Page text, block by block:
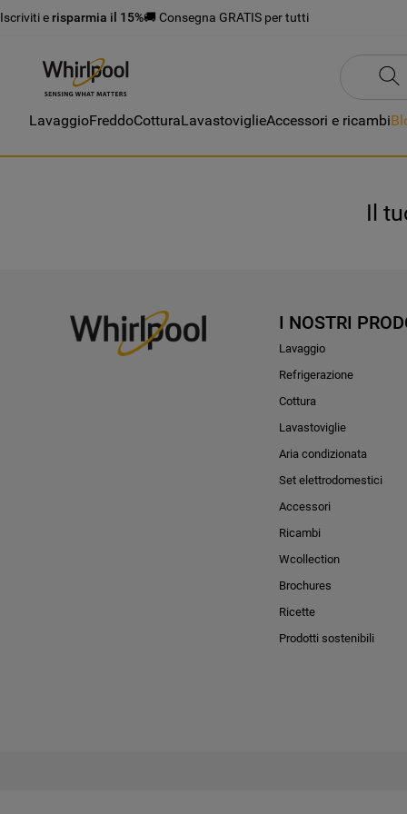
Iscriviti e risparmia il 15%🚚 Consegna GRATIS per tutti
LavaggioFreddoCotturaLavastoviglieAccessori e ricambi
Il
I NOSTRI
Lavaggio
Refrigerazione
Cottura
Lavastoviglie
Aria condizionata
Set elettrodomestici
Accessori
Ricambi
Wcollection
Brochures
Ricette
Prodotti sostenibili